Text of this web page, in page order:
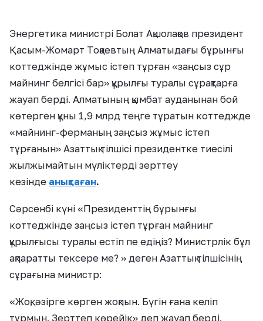
Энергетика министрі Болат Ақшолақов президент
Қасым-Жомарт Тоқаевтың Алматыдағы бұрынғы
коттеджінде жұмыс істеп тұрған «заңсыз сұр
майнинг белгісі бар» құрылғы туралы сұрақтарға
жауап берді. Алматының қымбат ауданынан бой
көтерген құны 1,9 млрд теңге тұратын коттеджде
«майнинг-ферманың заңсыз жұмыс істеп
тұрғанын» Азаттық тілшісі президентке тиесілі
жылжымайтын мүліктерді зерттеу
кезінде анықтаған.
Сәрсенбі күні «Президенттің бұрынғы
коттеджінде заңсыз істеп тұрған майнинг
құрылғысы туралы естіп пе едіңіз? Министрлік бұл
ақпаратты тексере ме? » деген Азаттық тілшісінің
сұрағына министр:
«Жоқ, әзірге көрген жоқпын. Бүгін ғана келіп
тұрмын. Зерттеп көрейік» деп жауап берді.